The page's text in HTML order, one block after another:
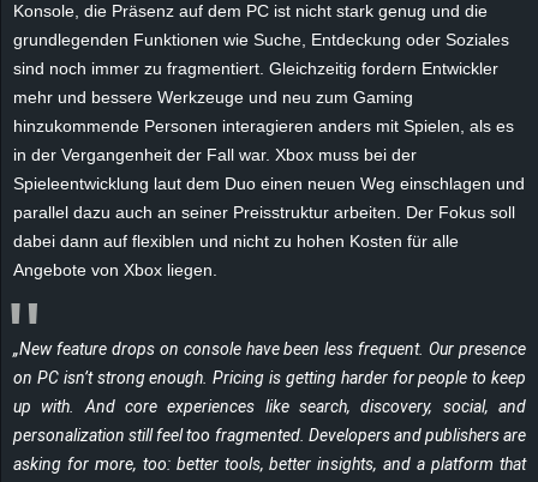
Konsole, die Präsenz auf dem PC ist nicht stark genug und die
grundlegenden Funktionen wie Suche, Entdeckung oder Soziales
sind noch immer zu fragmentiert. Gleichzeitig fordern Entwickler
mehr und bessere Werkzeuge und neu zum Gaming
hinzukommende Personen interagieren anders mit Spielen, als es
in der Vergangenheit der Fall war. Xbox muss bei der
Spieleentwicklung laut dem Duo einen neuen Weg einschlagen und
parallel dazu auch an seiner Preisstruktur arbeiten. Der Fokus soll
dabei dann auf flexiblen und nicht zu hohen Kosten für alle
Angebote von Xbox liegen.
„New feature drops on console have been less frequent. Our presence
on PC isn’t strong enough. Pricing is getting harder for people to keep
up with. And core experiences like search, discovery, social, and
personalization still feel too fragmented. Developers and publishers are
asking for more, too: better tools, better insights, and a platform that